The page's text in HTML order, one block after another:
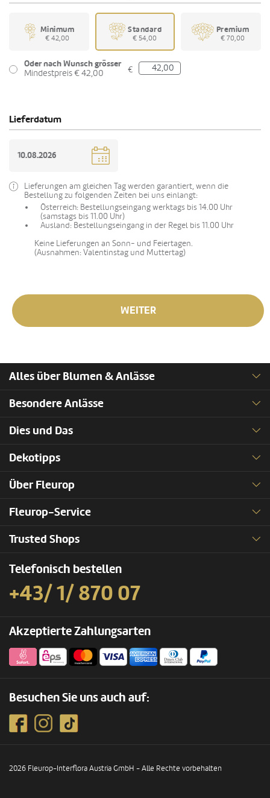
Minimum
€ 42,00
Standard
€ 54,00
Premium
€ 70,00
Oder nach Wunsch grösser
Mindestpreis € 42,00
€
Lieferdatum
Lieferungen am gleichen Tag werden garantiert, wenn die
Bestellung zu folgenden Zeiten bei uns einlangt:
Österreich: Bestellungseingang werktags bis 14.00 Uhr
(samstags bis 11.00 Uhr)
Ausland: Bestellungseingang in der Regel bis 11.00 Uhr
Keine Lieferungen an Sonn- und Feiertagen.
(Ausnahmen: Valentinstag und Muttertag)
WEITER
Alles über Blumen & Anlässe
Besondere Anlässe
Dies und Das
Dekotipps
Über Fleurop
Fleurop-Service
Trusted Shops
Telefonisch bestellen
+43/ 1/ 870 07
Akzeptierte Zahlungsarten
Besuchen Sie uns auch auf:
2026 Fleurop-Interflora Austria GmbH - Alle Rechte vorbehalten